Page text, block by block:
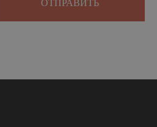
ОТПРАВИТЬ